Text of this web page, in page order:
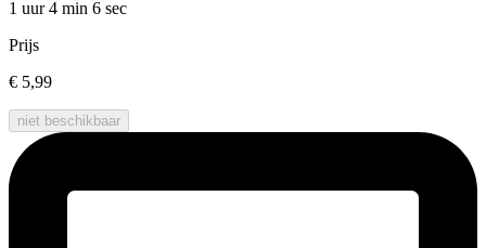
1 uur 4 min 6 sec
Prijs
€ 5,99
niet beschikbaar